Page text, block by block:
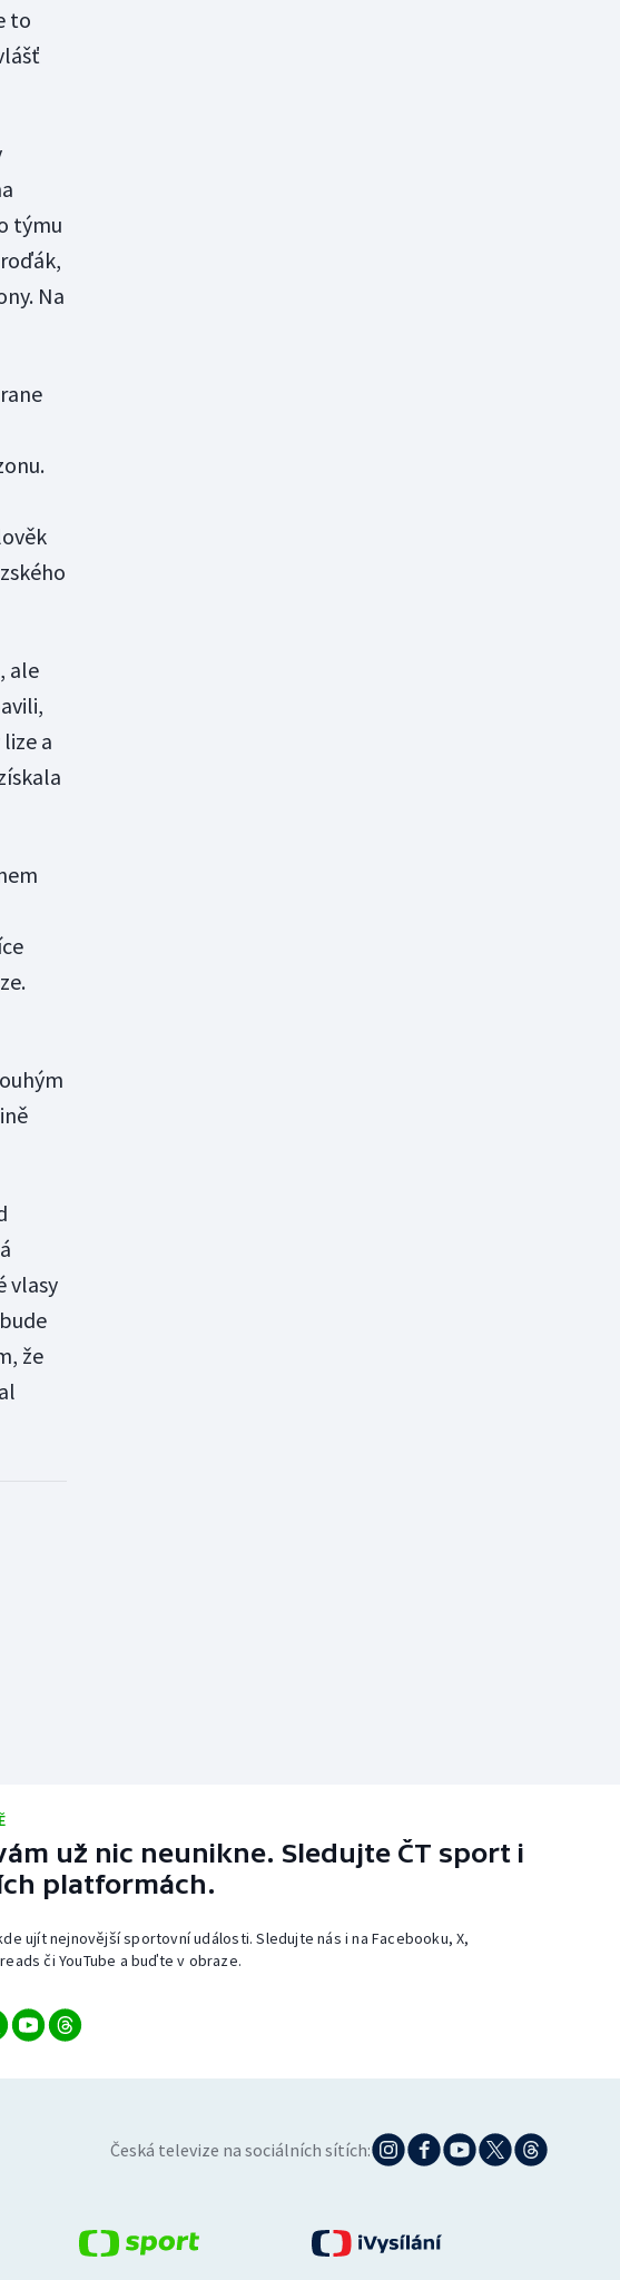
to
týmu
Na
ale
a
vlasy
že
už nic neunikne. Sledujte ČT sport i
platformách.
ujít nejnovější sportovní události. Sledujte nás i na Facebooku, X,
či YouTube a buďte v obraze.
Česká televize na sociálních sítích: